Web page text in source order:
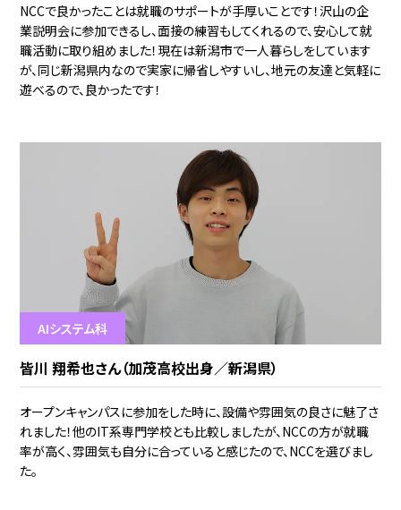
NCCで良かったことは就職のサポートが手厚いことです！沢山の企
業説明会に参加できるし、面接の練習もしてくれるので、安心して就
職活動に取り組めました！現在は新潟市で一人暮らしをしています
が、同じ新潟県内なので実家に帰省しやすいし、地元の友達と気軽に
遊べるので、良かったです！
AIシステム科
皆川 翔希也さん（加茂高校出身／新潟県）
オープンキャンパスに参加をした時に、設備や雰囲気の良さに魅了さ
れました！他のIT系専門学校とも比較しましたが、NCCの方が就職
率が高く、雰囲気も自分に合っていると感じたので、NCCを選びまし
た。